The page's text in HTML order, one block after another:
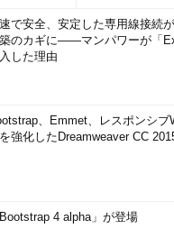
で安全、安定した専用線接続
のカギに――マンパワーが「
した理由
、Emmet、レスポンシブ
強化したDreamweaver CC
Bootstrap 4 alpha」が登場